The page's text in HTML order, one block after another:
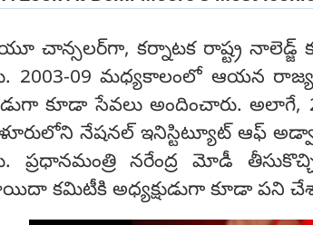
చాన్సలర్‌గా, కర్నాటక రాష్ట్ర
2003-09 మధ్యకాలంలో ఆయన
కూడా సేవలు అందించారు. అలాగే,
నేషనల్ ఇనిస్టిట్యూట్ ఆఫ్
ప్రధానమంత్రి నరేంద్ర మోడీ
కమిటీకి అధ్యక్షుడుగా కూడా పని